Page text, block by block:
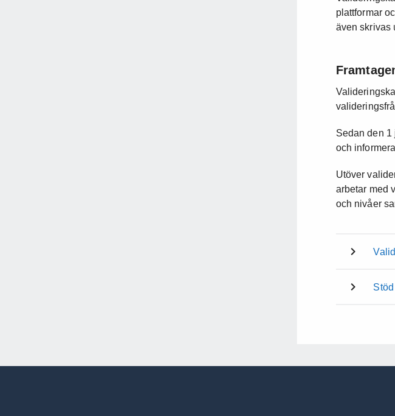
plattformar
även skrivas
Sedan den 1
och
Utöver
arbetar med
och nivåer